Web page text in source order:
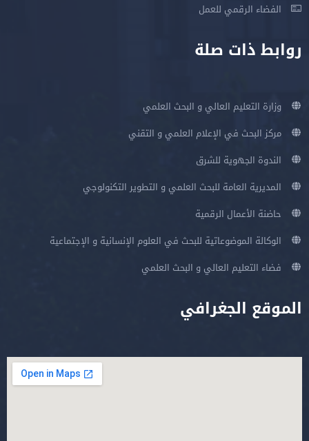
الفضاء الرقمي للعمل
روابط ذات صلة
وزارة التعليم العالي و البحث العلمي
مركز البحث في الإعلام العلمي و التقني
الندوة الجهوية للشرق
المديرية العامة للبحث العلمي و التطوير التكنولوجي
حاضنة الأعمال الرقمية
الوكالة الموضوعاتية للبحث في العلوم الإنسانية و الإجتماعية
فضاء التعليم العالي و البحث العلمي
الموقع الجغرافي